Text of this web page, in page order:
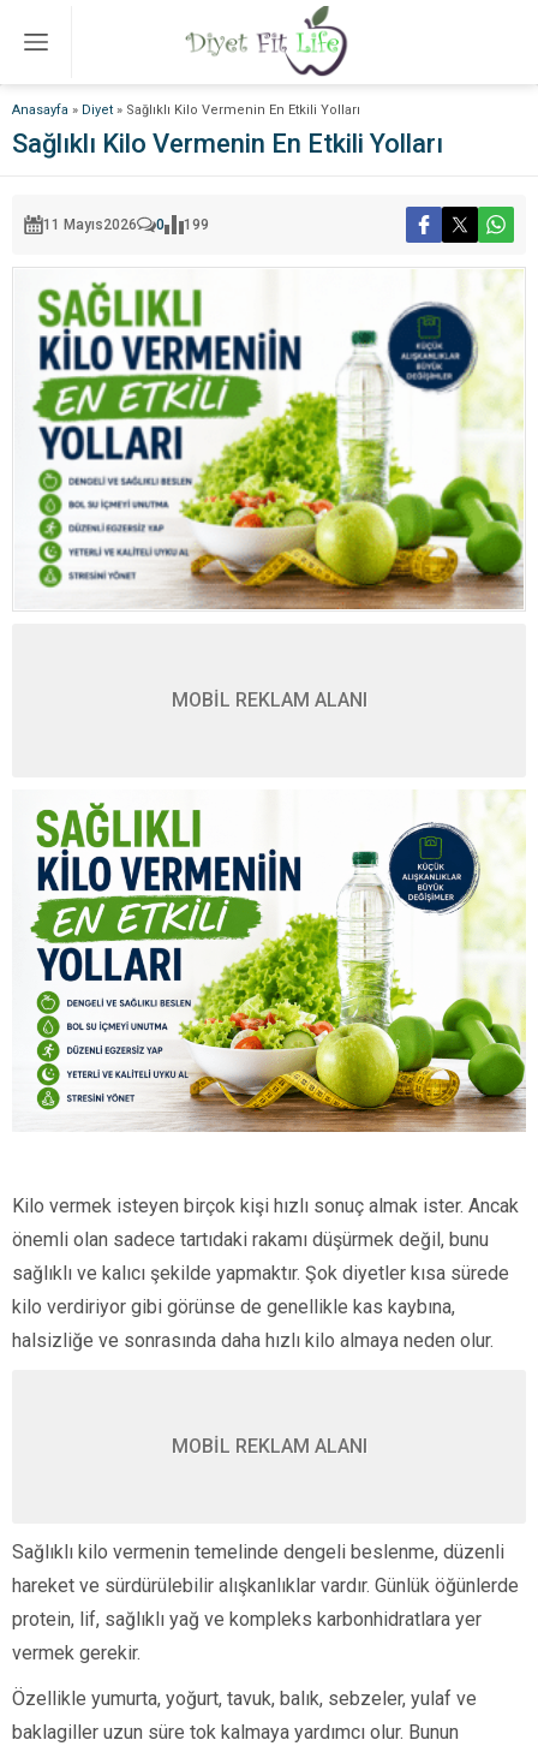
Anasayfa » Diyet » Sağlıklı Kilo Vermenin En Etkili Yolları
Sağlıklı Kilo Vermenin En Etkili Yolları
11 Mayıs2026 0 199
MOBİL REKLAM ALANI
Kilo vermek isteyen birçok kişi hızlı sonuç almak ister. Ancak
önemli olan sadece tartıdaki rakamı düşürmek değil, bunu
sağlıklı ve kalıcı şekilde yapmaktır. Şok diyetler kısa sürede
kilo verdiriyor gibi görünse de genellikle kas kaybına,
halsizliğe ve sonrasında daha hızlı kilo almaya neden olur.
MOBİL REKLAM ALANI
Sağlıklı kilo vermenin temelinde dengeli beslenme, düzenli
hareket ve sürdürülebilir alışkanlıklar vardır. Günlük öğünlerde
protein, lif, sağlıklı yağ ve kompleks karbonhidratlara yer
vermek gerekir.
Özellikle yumurta, yoğurt, tavuk, balık, sebzeler, yulaf ve
baklagiller uzun süre tok kalmaya yardımcı olur. Bunun